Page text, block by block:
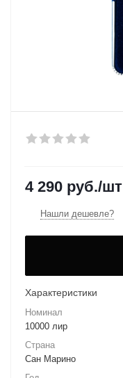
4 290 руб./шт
Нашли дешевле?
Характеристики
Номинал
10000 лир
Страна
Сан Марино